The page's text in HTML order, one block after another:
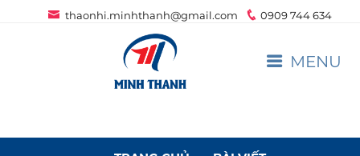
thaonhi.minhthanh@gmail.com 0909 744 634
MENU